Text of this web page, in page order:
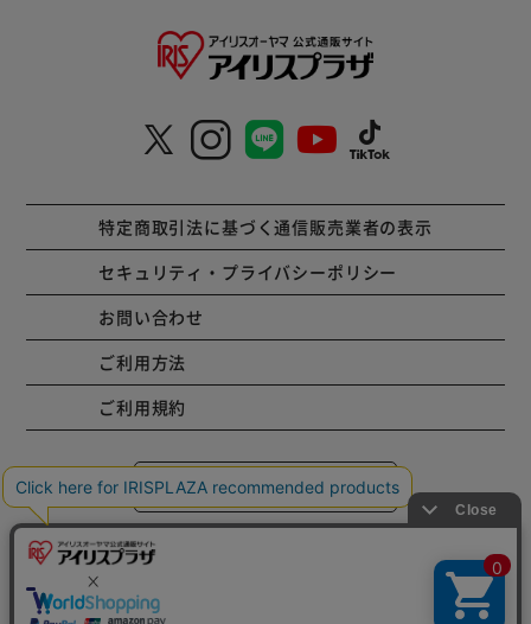
特定商取引法に基づく通信販売業者の表示
セキュリティ・プライバシーポリシー
お問い合わせ
ご利用方法
ご利用規約
コーポレートサイト